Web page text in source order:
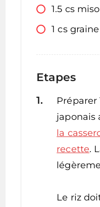
1.5 cs miso
1 cs
Etapes
Préparer
japonais
la
recette.
Le riz